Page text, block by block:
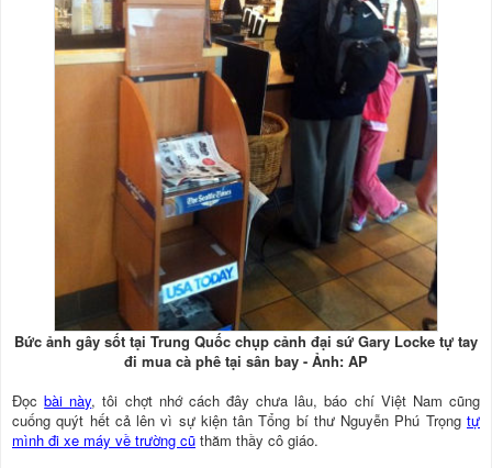
Bức ảnh gây sốt tại Trung Quốc chụp cảnh đại sứ Gary Locke tự tay
đi mua cà phê tại sân bay - Ảnh: AP
Ðọcbài này, tôi chợt nhớ cách đây chưa lâu, báo chí Việt Nam cũng
cuống quýt hết cả lên vì sự kiện tân Tổng bí thư Nguyễn Phú Trọng tự
mình đi xe máy về trường cũ thăm thầy cô giáo.